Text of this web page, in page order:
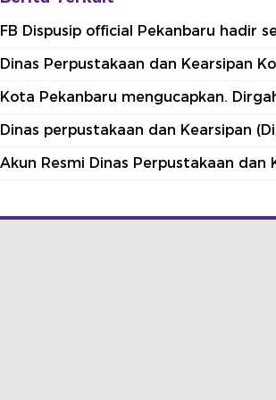
FB Dispusip official Pekanbaru hadir
Dinas Perpustakaan dan Kearsipan
Kota Pekanbaru mengucapkan.
Dinas perpustakaan dan Kearsipan
Akun Resmi Dinas Perpustakaan dan